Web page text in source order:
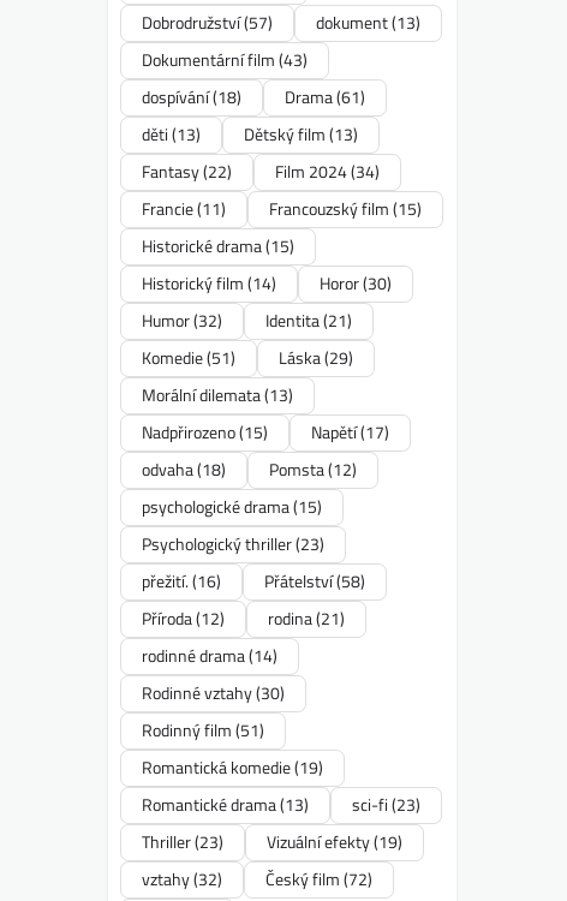
Dobrodružství(57) dokument(13)
Dokumentární film(43)
dospívání(18) Drama(61)
děti(13) Dětský film(13)
Fantasy(22) Film 2024(34)
Francie(11) Francouzský film(15)
Historické drama(15)
Historický film(14) Horor(30)
Humor(32) Identita(21)
Komedie(51) Láska(29)
Morální dilemata(13)
Nadpřirozeno(15) Napětí(17)
odvaha(18) Pomsta(12)
psychologické drama(15)
Psychologický thriller(23)
přežití.(16) Přátelství(58)
Příroda(12) rodina(21)
rodinné drama(14)
Rodinné vztahy(30)
Rodinný film(51)
Romantická komedie(19)
Romantické drama(13) sci-fi(23)
Thriller(23) Vizuální efekty(19)
vztahy(32) Český film(72)